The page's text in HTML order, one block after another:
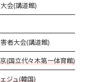
会(講道館)
者大会(講道館)
(国立代々木第一体育館)
ジュ(韓国)